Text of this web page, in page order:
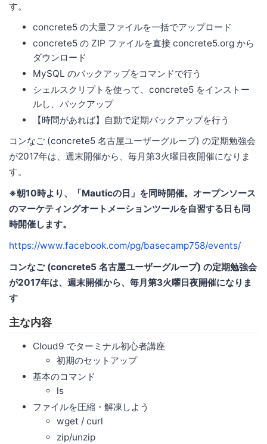
す。
concrete5 の大量ファイルを一括でアップロード
concrete5 の ZIP ファイルを直接 concrete5.org から
ダウンロード
MySQL のバックアップをコマンドで行う
シェルスクリプトを使って、concrete5 をインストー
ルし、バックアップ
【時間があれば】自動で定期バックアップを行う
コンなご (concrete5 名古屋ユーザーグループ) の定期勉強会
が2017年は、週末開催から、毎月第3火曜日夜開催になりま
す。
※朝10時より、「Mauticの日」を同時開催。オープンソース
のマーケティングオートメーションツールを自習する日も同
時開催します。
https://www.facebook.com/pg/basecamp758/events/
コンなご (concrete5 名古屋ユーザーグループ) の定期勉強会
が2017年は、週末開催から、毎月第3火曜日夜開催になりま
す
主な内容
Cloud9 でターミナル初心者講座
初期のセットアップ
基本のコマンド
ls
ファイルを圧縮・解凍しよう
wget / curl
zip/unzip